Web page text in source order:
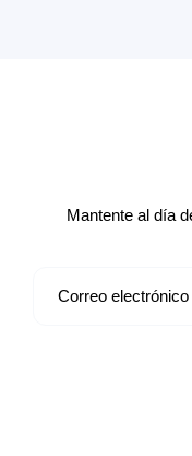
Mantente al día